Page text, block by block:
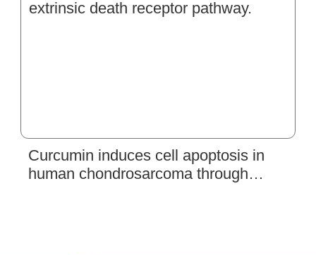
Curcumin induces cell apoptosis in
human chondrosarcoma through